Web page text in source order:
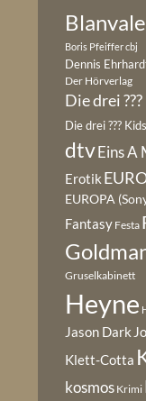
Boris Pfeiffercbj
Dennis
Der Hörverlag
Die drei ???
Die drei ??? Kids
dtvEins A
Erotik
EUROPA
Fantasy Festa
Gruselkabinett
Heyne
Jason Dark
Klett-Cotta
kosmos Krimi